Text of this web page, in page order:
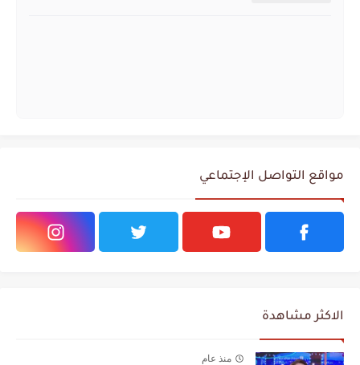
مواقع التواصل الإجتماعي
الاكثر مشاهدة
منذ عام